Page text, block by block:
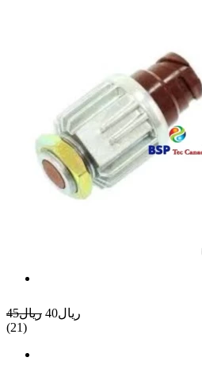
ريال40
ريال45
(21)